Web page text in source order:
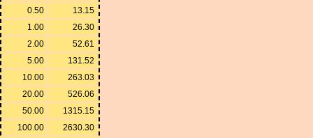
0.50
13.15
1.00
26.30
2.00
52.61
5.00
131.52
10.00
263.03
20.00
526.06
50.00
1315.15
100.00
2630.30